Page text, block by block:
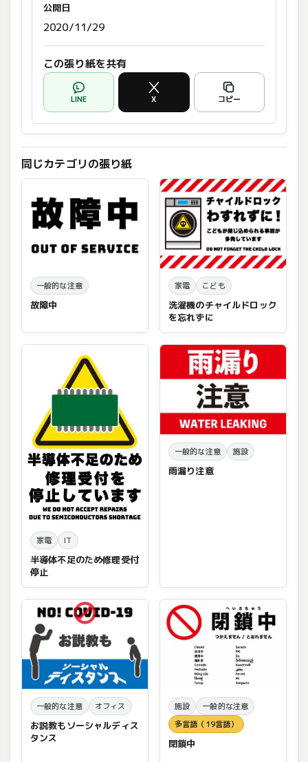
公開日
2020/11/29
この張り紙を共有
LINE X コピー
同じカテゴリの張り紙
一般的な注意
故障中
家電 こども
洗濯機のチャイルドロック
を忘れずに
家電 IT
半導体不足のため修理受付
停止
一般的な注意 施設
雨漏り注意
一般的な注意 オフィス
お説教もソーシャルディス
タンス
施設
一般的な注意
多言語（19言語）
閉鎖中